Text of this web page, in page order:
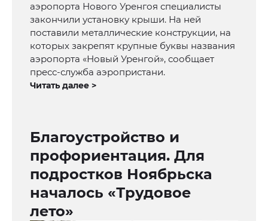
аэропорта Нового Уренгоя специалисты
закончили установку крыши. На ней
поставили металлические конструкции, на
которых закрепят крупные буквы названия
аэропорта «Новый Уренгой», сообщает
пресс-служба аэропристани.
Читать далее >
Благоустройство и
профориентация. Для
подростков Ноябрьска
началось «Трудовое
лето»